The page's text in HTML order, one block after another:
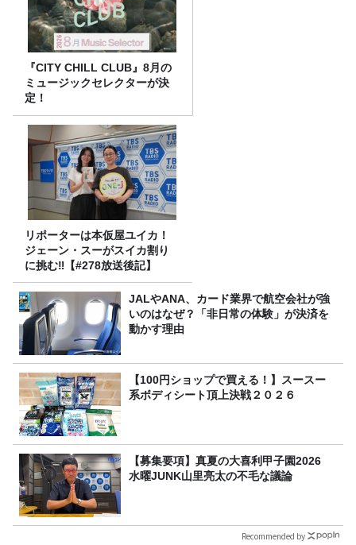
『CITY CHILL CLUB』8月の
ミュージックセレクターが決
定！
リポーターは本仮屋ユイカ！
ジェーン・スーがスイカ割り
に挑む‼【#278放送後記】
JALやANA、カード業界で航空会社が強
いのはなぜ？「非日常の体験」が決済を
動かす理由
【100円ショップで買える！】スースー
系ボディシート頂上決戦２０２６
【募集要項】真夏の大喜利甲子園2026
水曜JUNK山里亮太の不毛な議論
Recommended by